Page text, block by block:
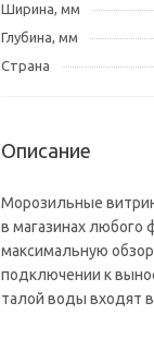
Ширина, мм
Глубина, мм
Страна
Описание
Морозильные
в магазинах любого
максимальную
подключении к
талой воды входят